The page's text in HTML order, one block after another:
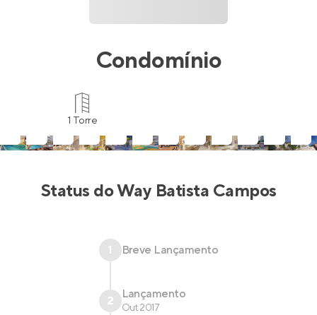
Condomínio
1 Torre
Status doWay Batista Campos
1 Breve Lançamento
2 Lançamento
Out 2017